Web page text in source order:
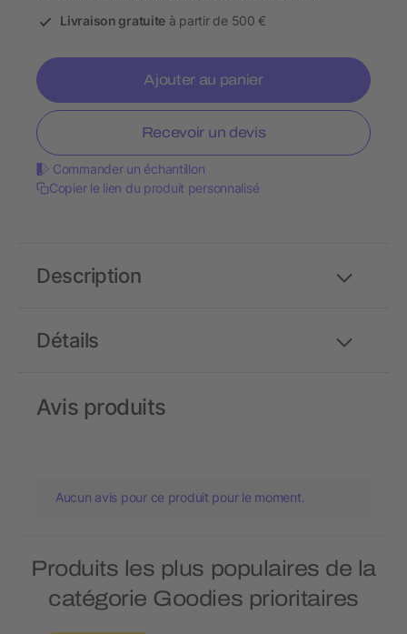
Livraison gratuite à partir de 500 €
Ajouter au panier
Recevoir un devis
Commander un échantillon
Copier le lien du produit personnalisé
Détails
Description
Avis produits
Aucun avis pour ce produit pour le moment.
Produits les plus populaires de la
catégorie Goodies prioritaires